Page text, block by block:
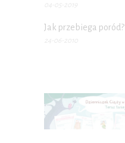
04-05-2019
Jak przebiega poród?
24-06-2010